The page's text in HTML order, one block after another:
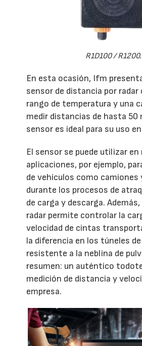
R1D100 / R1200.
En esta ocasión, Ifm
sensor de distancia por radar
rango de temperatura y una
medir distancias de hasta 50
sensor es ideal para su uso
El sensor se puede utilizar
aplicaciones, por ejemplo,
de vehículos como camiones
durante los procesos de
de carga y descarga.
radar permite controlar la
velocidad de cintas
la diferencia en los túneles
resistente a la neblina de
resumen: un auténtico
medición de distancia y
empresa.